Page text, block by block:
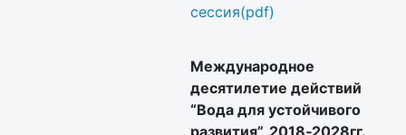
сессия(pdf)
Международное
десятилетие действий
“Вода для устойчивого
развития”, 2018‐2028гг.